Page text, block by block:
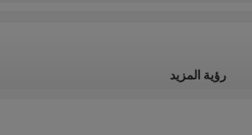
رؤية المزيد